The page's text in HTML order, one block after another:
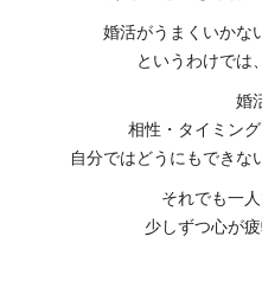
婚活がうまくいかな
というわけでは
婚
相性・タイミン
自分ではどうにもできな
それでも一
少しずつ心が